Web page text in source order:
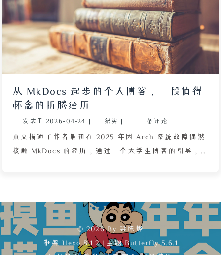
从 MkDocs 起步的个人博客，一段值得
怀念的折腾经历
发表于 2026-04-24 | 纪实 | 条评论
本文描述了作者最初在 2025 年因 Arch 系统故障偶然
接触 MkDocs 的经历，通过一个大学生博客的引导，
HTML。后来才意识到 MkDocs 只是文档生成工具，功
能如 Sitemap、RSS 等需依赖插件且配置繁琐。作者也
回忆了那位引导者 S 佬的博客后来消失，以及自己初
中时期请假在家折腾系统的特殊经历，感慨那段时光为
© 2026 By 梁栋烨
框架Hexo 8.1.2 | 主题Butterfly 5.6.1